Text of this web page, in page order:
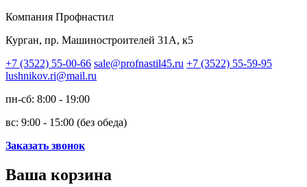
Компания Профнастил
Курган, пр. Машиностроителей 31А, к5
+7 (3522) 55-00-66 sale@profnastil45.ru +7 (3522) 55-59-95
lushnikov.ri@mail.ru
пн-сб: 8:00 - 19:00
вс: 9:00 - 15:00 (без обеда)
Заказать звонок
Ваша корзина